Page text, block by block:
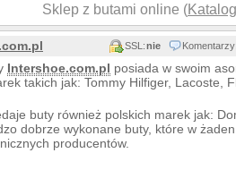
Sklep z butami online (
SSL:nie Komentarzy:
Intershoe.com.pl posiada w swoim
takich jak: Tommy Hilfiger, Lacoste,
buty również polskich marek jak:
dobrze wykonane buty, które w
producentów.